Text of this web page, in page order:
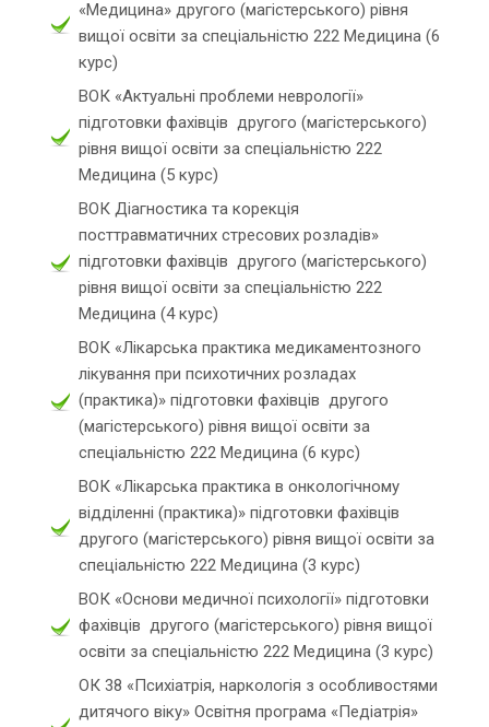
«Медицина» другого (магістерського) рівня
вищої освіти за спеціальністю 222 Медицина (6
курс)
ВОК «Актуальні проблеми неврології»
підготовки фахівців другого (магістерського)
рівня вищої освіти за спеціальністю 222
Медицина (5 курс)
ВОК Діагностика та корекція
посттравматичних стресових розладів»
підготовки фахівців другого (магістерського)
рівня вищої освіти за спеціальністю 222
Медицина (4 курс)
ВОК «Лікарська практика медикаментозного
лікування при психотичних розладах
(практика)» підготовки фахівців другого
(магістерського) рівня вищої освіти за
спеціальністю 222 Медицина (6 курс)
ВОК «Лікарська практика в онкологічному
відділенні (практика)» підготовки фахівців
другого (магістерського) рівня вищої освіти за
спеціальністю 222 Медицина (3 курс)
ВОК «Основи медичної психології» підготовки
фахівців другого (магістерського) рівня вищої
освіти за спеціальністю 222 Медицина (3 курс)
ОК 38 «Психіатрія, наркологія з особливостями
дитячого віку» Освітня програма «Педіатрія»